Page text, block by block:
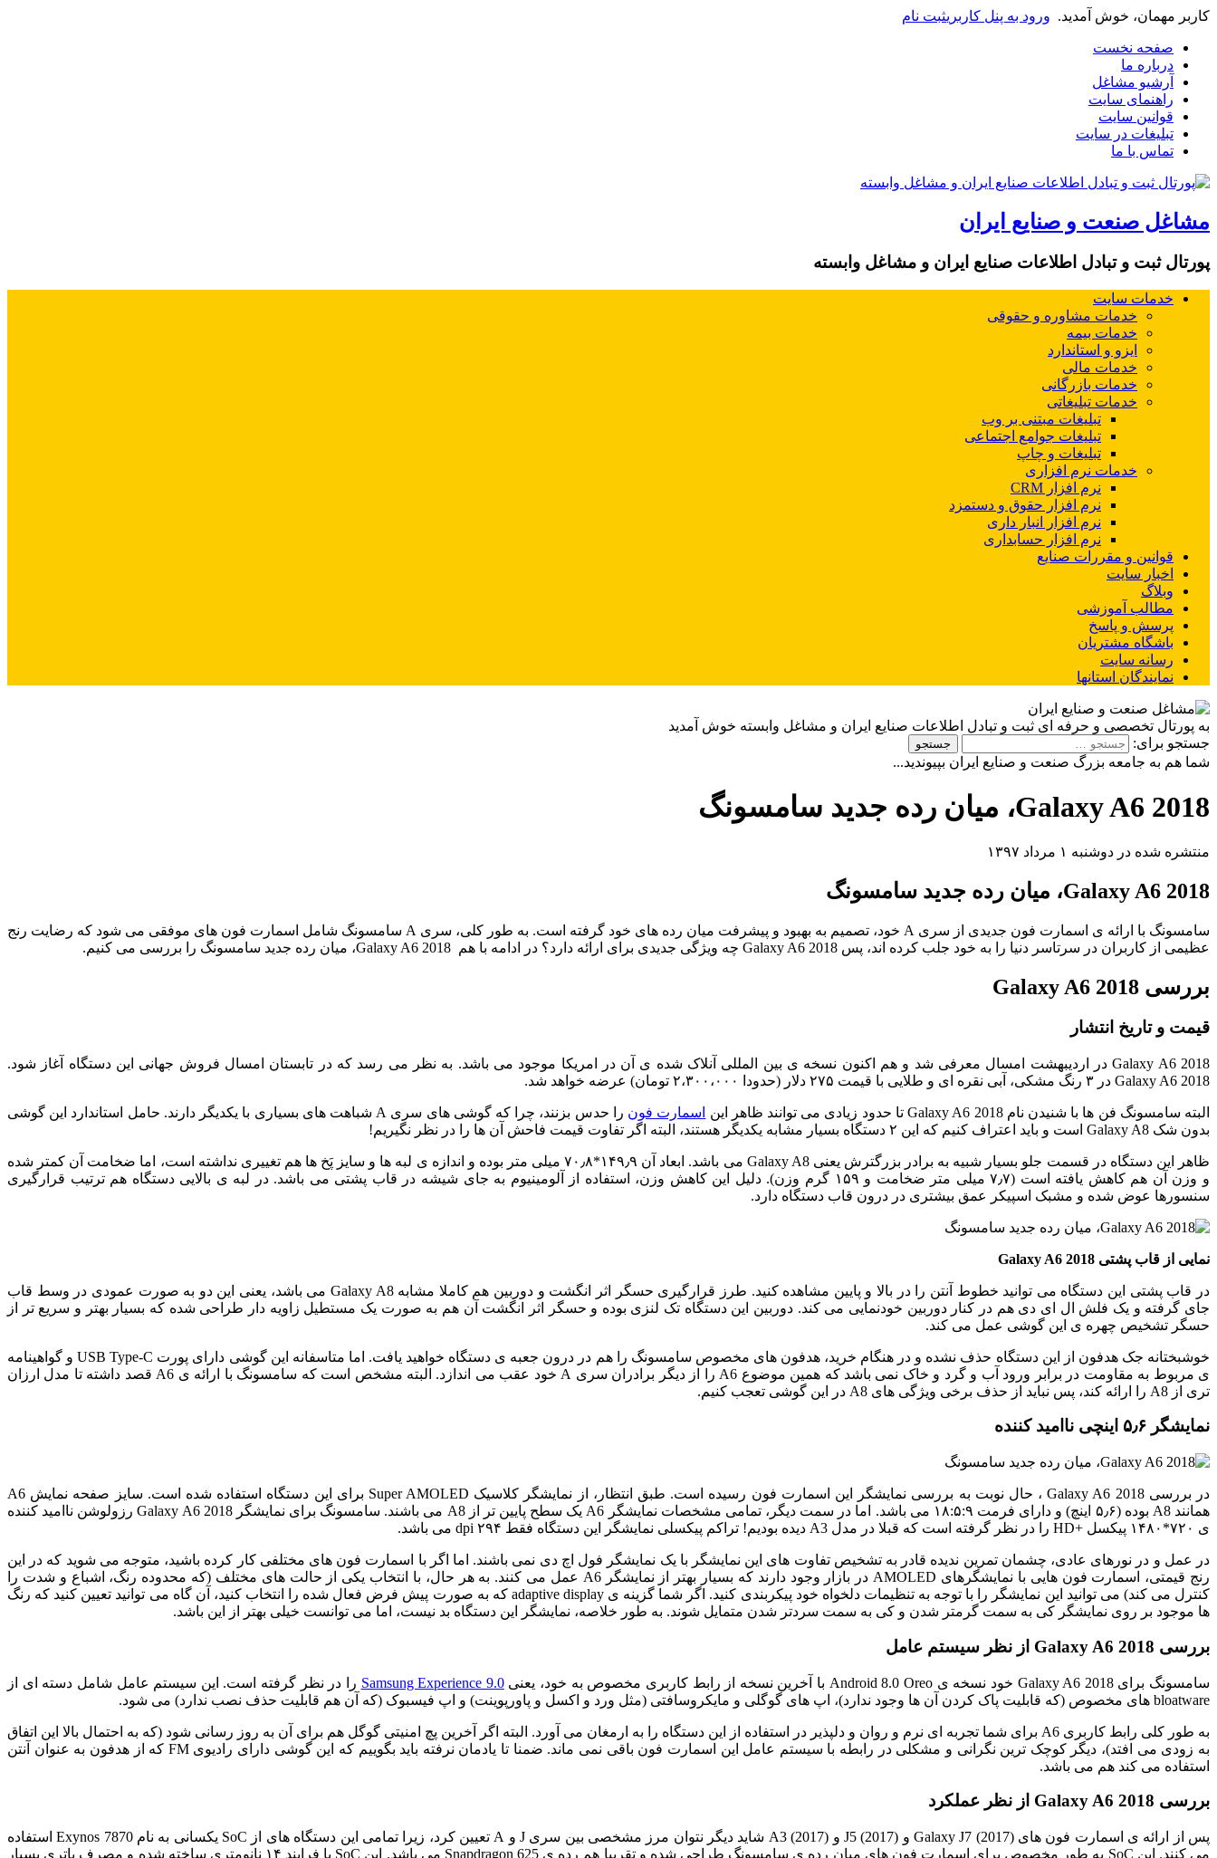
کاربر مهمان، خوش آمدید. ورود به پنل کاربریثبت نام
صفحه نخست
درباره ما
آرشیو مشاغل
راهنمای سایت
قوانین سایت
تبلیغات در سایت
تماس با ما
مشاغل صنعت و صنایع ایران
پورتال ثبت و تبادل اطلاعات صنایع ایران و مشاغل وابسته
خدمات سایت
خدمات مشاوره و حقوقی
خدمات بیمه
ایزو و استاندارد
خدمات مالی
خدمات بازرگانی
خدمات تبلیغاتی
تبلیغات مبتنی بر وب
تبلیغات جوامع اجتماعی
تبلیغات و چاپ
خدمات نرم افزاری
نرم افزار CRM
نرم افزار حقوق و دستمزد
نرم افزار انبار داری
نرم افزار حسابداری
قوانین و مقررات صنایع
اخبار سایت
وبلاگ
مطالب آموزشی
پرسش و پاسخ
باشگاه مشتریان
رسانه سایت
نمایندگان استانها
به پورتال تخصصی و حرفه ای ثبت و تبادل اطلاعات صنایع ایران و مشاغل وابسته خوش آمدید
جستجو برای:
شما هم به جامعه بزرگ صنعت و صنایع ایران بپیوندید...
Galaxy A6 2018، میان رده جدید سامسونگ
منتشره شده در دوشنبه ۱ مرداد ۱۳۹۷
Galaxy A6 2018، میان رده جدید سامسونگ
سامسونگ با ارائه ی اسمارت فون جدیدی از سری A خود، تصمیم به بهبود و پیشرفت میان رده های خود گرفته است. به طور کلی، سری A سامسونگ شامل اسمارت فون های موفقی می شود که رضایت رنج
عظیمی از کاربران در سرتاسر دنیا را به خود جلب کرده اند، پس Galaxy A6 2018 چه ویژگی جدیدی برای ارائه دارد؟ در ادامه با هم Galaxy A6 2018، میان رده جدید سامسونگ را بررسی می کنیم.
بررسی Galaxy A6 2018
قیمت و تاریخ انتشار
Galaxy A6 2018 در اردیبهشت امسال معرفی شد و هم اکنون نسخه ی بین المللی آنلاک شده ی آن در امریکا موجود می باشد. به نظر می رسد که در تابستان امسال فروش جهانی این دستگاه آغاز شود.
Galaxy A6 2018 در ۳ رنگ مشکی، آبی نقره ای و طلایی با قیمت ۲۷۵ دلار (حدودا ۲،۳۰۰،۰۰۰ تومان) عرضه خواهد شد.
البته سامسونگ فن ها با شنیدن نام Galaxy A6 2018 تا حدود زیادی می توانند ظاهر این اسمارت فون
را حدس بزنند، چرا که گوشی های سری A شباهت های بسیاری با یکدیگر دارند. حامل استاندارد این گوشی
بدون شک Galaxy A8 است و باید اعتراف کنیم که این ۲ دستگاه بسیار مشابه یکدیگر هستند، البته اگر تفاوت قیمت فاحش آن ها را در نظر نگیریم!
ظاهر این دستگاه در قسمت جلو بسیار شبیه به برادر بزرگترش یعنی Galaxy A8 می باشد. ابعاد آن ۱۴۹٫۹*۷۰٫۸ میلی متر بوده و اندازه ی لبه ها و سایز پَخ ها هم تغییری نداشته است، اما ضخامت آن کمتر شده
و وزن آن هم کاهش یافته است (۷٫۷ میلی متر ضخامت و ۱۵۹ گرم وزن). دلیل این کاهش وزن، استفاده از آلومینیوم به جای شیشه در قاب پشتی می باشد. در لبه ی بالایی دستگاه هم ترتیب قرارگیری
سنسورها عوض شده و مشبک اسپیکر عمق بیشتری در درون قاب دستگاه دارد.
نمایی از قاب پشتی Galaxy A6 2018
در قاب پشتی این دستگاه می توانید خطوط آنتن را در بالا و پایین مشاهده کنید. طرز قرارگیری حسگر اثر انگشت و دوربین هم کاملا مشابه Galaxy A8 می باشد، یعنی این دو به صورت عمودی در وسط قاب
جای گرفته و یک فلش ال ای دی هم در کنار دوربین خودنمایی می کند. دوربین این دستگاه تک لنزی بوده و حسگر اثر انگشت آن هم به صورت یک مستطیل زاویه دار طراحی شده که بسیار بهتر و سریع تر از
حسگر تشخیص چهره ی این گوشی عمل می کند.
خوشبختانه جک هدفون از این دستگاه حذف نشده و در هنگام خرید، هدفون های مخصوص سامسونگ را هم در درون جعبه ی دستگاه خواهید یافت. اما متاسفانه این گوشی دارای پورت USB Type-C و گواهینامه
ی مربوط به مقاومت در برابر ورود آب و گرد و خاک نمی باشد که همین موضوع A6 را از دیگر برادران سری A خود عقب می اندازد. البته مشخص است که سامسونگ با ارائه ی A6 قصد داشته تا مدل ارزان
تری از A8 را ارائه کند، پس نباید از حذف برخی ویژگی های A8 در این گوشی تعجب کنیم.
نمایشگر ۵٫۶ اینچی ناامید کننده
در بررسی Galaxy A6 2018 ، حال نوبت به بررسی نمایشگر این اسمارت فون رسیده است. طبق انتظار، از نمایشگر کلاسیک Super AMOLED برای این دستگاه استفاده شده است. سایز صفحه نمایش A6
همانند A8 بوده (۵٫۶ اینچ) و دارای فرمت ۱۸:۵:۹ می باشد. اما در سمت دیگر، تمامی مشخصات نمایشگر A6 یک سطح پایین تر از A8 می باشند. سامسونگ برای نمایشگر Galaxy A6 2018 رزولوشن ناامید کننده
ی ۷۲۰*۱۴۸۰ پیکسل +HD را در نظر گرفته است که قبلا در مدل A3 دیده بودیم! تراکم پیکسلی نمایشگر این دستگاه فقط ۲۹۴ dpi می باشد.
در عمل و در نورهای عادی، چشمان تمرین ندیده قادر به تشخیص تفاوت های این نمایشگر با یک نمایشگر فول اچ دی نمی باشند. اما اگر با اسمارت فون های مختلفی کار کرده باشید، متوجه می شوید که در این
رنج قیمتی، اسمارت فون هایی با نمایشگرهای AMOLED در بازار وجود دارند که بسیار بهتر از نمایشگر A6 عمل می کنند. به هر حال، با انتخاب یکی از حالت های مختلف (که محدوده رنگ، اشباع و شدت را
کنترل می کند) می توانید این نمایشگر را با توجه به تنظیمات دلخواه خود پیکربندی کنید. اگر شما گزینه ی adaptive display که به صورت پیش فرض فعال شده را انتخاب کنید، آن گاه می توانید تعیین کنید که رنگ
ها موجود بر روی نمایشگر کی به سمت گرمتر شدن و کی به سمت سردتر شدن متمایل شوند. به طور خلاصه، نمایشگر این دستگاه بد نیست، اما می توانست خیلی بهتر از این باشد.
بررسی Galaxy A6 2018 از نظر سیستم عامل
سامسونگ برای Galaxy A6 2018 خود نسخه ی Android 8.0 Oreo با آخرین نسخه از رابط کاربری مخصوص به خود، یعنی Samsung Experience 9.0 را در نظر گرفته است. این سیستم عامل شامل دسته ای از
bloatware های مخصوص (که قابلیت پاک کردن آن ها وجود ندارد)، اپ های گوگلی و مایکروسافتی (مثل ورد و اکسل و پاورپوینت) و اپ فیسبوک (که آن هم قابلیت حذف نصب ندارد) می شود.
به طور کلی رابط کاربری A6 برای شما تجربه ای نرم و روان و دلپذیر در استفاده از این دستگاه را به ارمغان می آورد. البته اگر آخرین پچ امنیتی گوگل هم برای آن به روز رسانی شود (که به احتمال بالا این اتفاق
به زودی می افتد)، دیگر کوچک ترین نگرانی و مشکلی در رابطه با سیستم عامل این اسمارت فون باقی نمی ماند. ضمنا تا یادمان نرفته باید بگوییم که این گوشی دارای رادیوی FM که از هدفون به عنوان آنتن
استفاده می کند هم می باشد.
بررسی Galaxy A6 2018 از نظر عملکرد
پس از ارائه ی اسمارت فون های (Galaxy J7 (2017 و (J5 (2017 و (A3 (2017 شاید دیگر نتوان مرز مشخصی بین سری J و A تعیین کرد، زیرا تمامی این دستگاه های از SoC یکسانی به نام Exynos 7870 استفاده
می کنند. این SoC به طور مخصوص برای اسمارت فون های میان رده ی سامسونگ طراحی شده و تقریبا هم رده ی Snapdragon 625 می باشد. این SoC با فرایند ۱۴ نانومتری ساخته شده و مصرف باتری بسیار